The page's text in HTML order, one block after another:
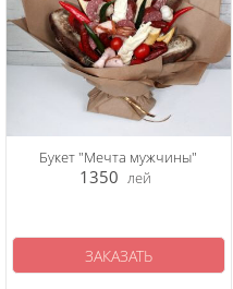
Букет "Мечта мужчины"
1350 лей
ЗАКАЗАТЬ